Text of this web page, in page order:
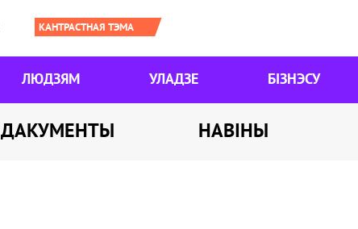
ЛЮДЗЯМ УЛАДЗЕ БІЗНЭСУ
ДАКУМЕНТЫ НАВІНЫ